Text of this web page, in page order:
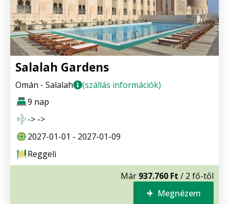
Salalah Gardens
Omán - Salalah
(szállás információk)
9 nap
-> ->
2027-01-01 - 2027-01-09
Reggeli
Már 937.760 Ft / 2 fő-től
Megnézem